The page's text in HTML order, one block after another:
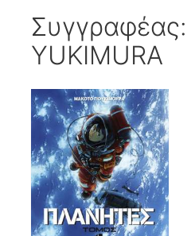
Συγγραφέας:
YUKIMURA